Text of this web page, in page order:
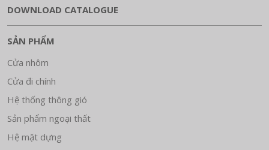
DOWNLOAD CATALOGUE
SẢN PHẨM
Cửa nhôm
Cửa đi chính
Hệ thống thông gió
Sản phẩm ngoại thất
Hệ mặt dựng